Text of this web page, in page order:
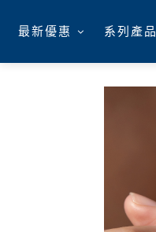
最新優惠 系列產品